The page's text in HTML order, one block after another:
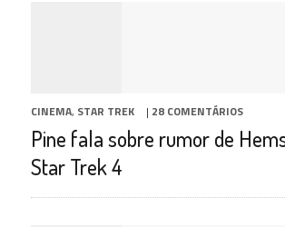
CINEMA, STAR TREK | 28 COMENTÁRIOS
Pine fala sobre rumor de
Star Trek 4